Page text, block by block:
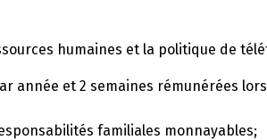
humaines et la politique de
année et 2 semaines rémunérées
familiales monnayables;